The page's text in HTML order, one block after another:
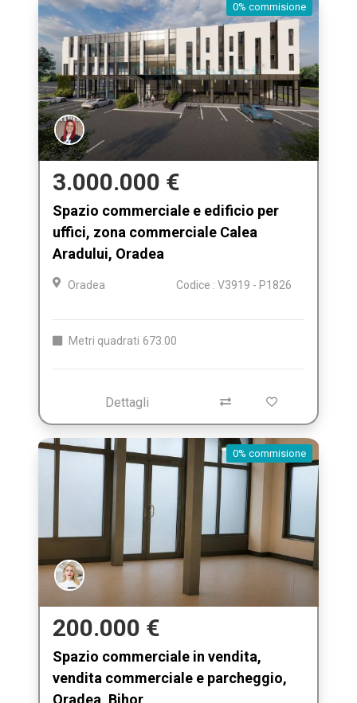
0% commisione
3.000.000 €
Spazio commerciale e edificio per
uffici, zona commerciale Calea
Aradului, Oradea
Oradea Codice : V3919 - P1826
Metri quadrati 673.00
Dettagli
0% commisione
200.000 €
Spazio commerciale in vendita,
vendita commerciale e parcheggio,